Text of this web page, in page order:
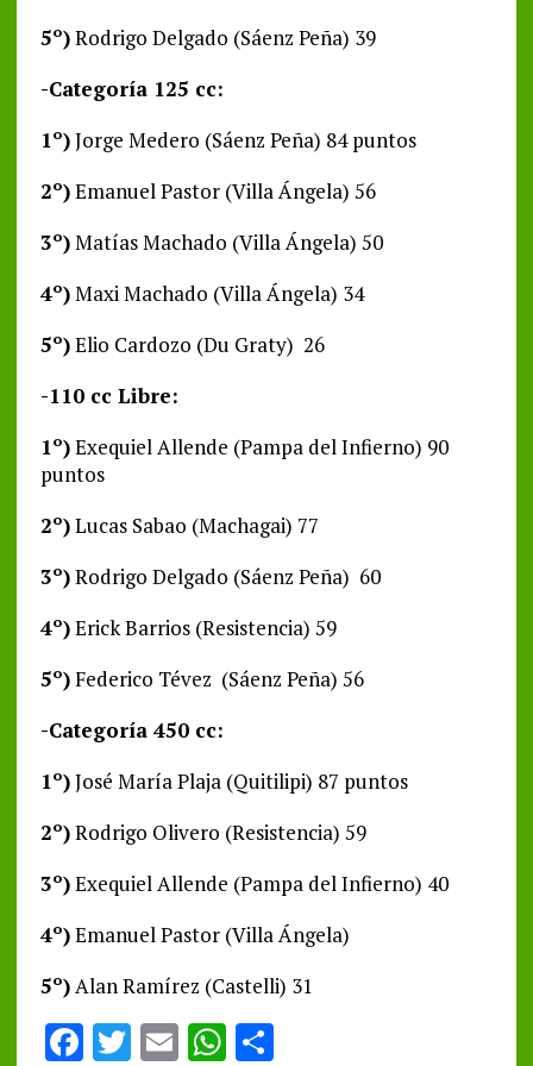
5º)Rodrigo Delgado (Sáenz Peña) 39
-Categoría 125 cc:
1º)Jorge Medero (Sáenz Peña) 84 puntos
2º)Emanuel Pastor (Villa Ángela) 56
3º)Matías Machado (Villa Ángela) 50
4º)Maxi Machado (Villa Ángela) 34
5º)Elio Cardozo (Du Graty) 26
-110 cc Libre:
1º)Exequiel Allende (Pampa del Infierno) 90
puntos
2º)Lucas Sabao (Machagai) 77
3º)Rodrigo Delgado (Sáenz Peña) 60
4º)Erick Barrios (Resistencia) 59
5º)Federico Tévez (Sáenz Peña) 56
-Categoría 450 cc:
1º)José María Plaja (Quitilipi) 87 puntos
2º)Rodrigo Olivero (Resistencia) 59
3º)Exequiel Allende (Pampa del Infierno) 40
4º)Emanuel Pastor (Villa Ángela)
5º)Alan Ramírez (Castelli) 31
F T E WS